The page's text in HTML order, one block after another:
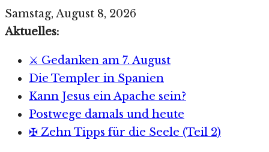
Zum
Inhalt
Samstag, August 8, 2026
Aktuelles:
⚔️ Gedanken am 7. August
Die Templer in Spanien
Kann Jesus ein Apache sein?
Postwege damals und heute
✠ Zehn Tipps für die Seele (Teil 2)